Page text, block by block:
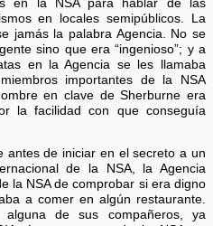
en la NSA para hablar de las
en locales semipúblicos. La
jamás la palabra Agencia. No se
sino que era “ingenioso”; y a
en la Agencia se les llamaba
importantes de la NSA
en clave de Sherburne era
la facilidad con que conseguía
antes de iniciar en el secreto a un
de la NSA, la Agencia
la NSA de comprobar si era digno
a comer en algún restaurante.
de sus compañeros, ya